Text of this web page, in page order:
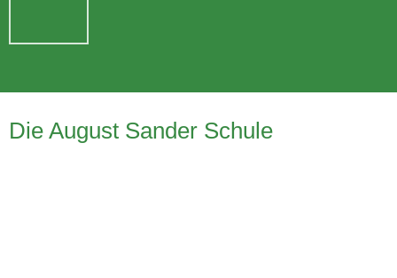
Die August Sander Schule